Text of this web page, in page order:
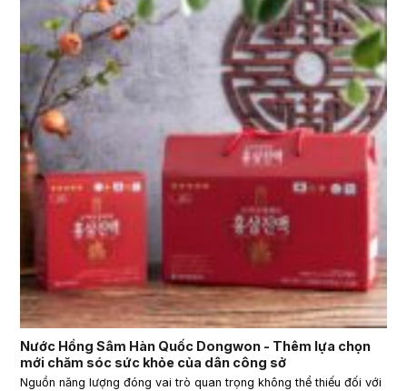
Nước Hồng Sâm Hàn Quốc Dongwon - Thêm lựa chọn
mới chăm sóc sức khỏe của dân công sở
Nguồn năng lượng đóng vai trò quan trọng không thể thiếu đối với